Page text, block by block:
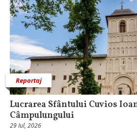
Reportaj
Lucrarea Sfântului Cuvios
Câmpulungului
29 Iul, 2026